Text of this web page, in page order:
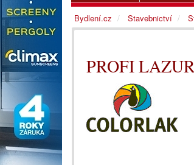
PROFI
Bydlení.cz Stavebnictví